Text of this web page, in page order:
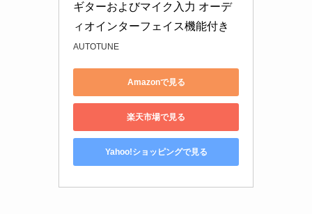
ギターおよびマイク入力 オーデ
ィオインターフェイス機能付き
AUTOTUNE
Amazonで見る
楽天市場で見る
Yahoo!ショッピングで見る